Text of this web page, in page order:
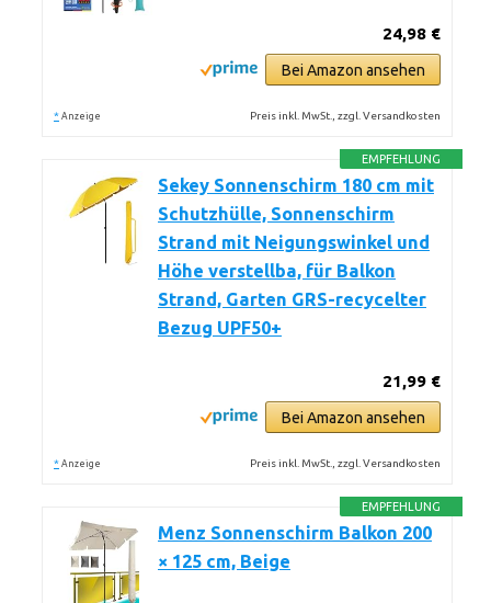
24,98 €
Bei Amazon ansehen
* Anzeige Preis inkl. MwSt., zzgl. Versandkosten
EMPFEHLUNG
Sekey Sonnenschirm 180 cm mit
Schutzhülle, Sonnenschirm
Strand mit Neigungswinkel und
Höhe verstellba, für Balkon
Strand, Garten GRS-recycelter
Bezug UPF50+
21,99 €
Bei Amazon ansehen
* Anzeige Preis inkl. MwSt., zzgl. Versandkosten
EMPFEHLUNG
Menz Sonnenschirm Balkon 200
× 125 cm, Beige